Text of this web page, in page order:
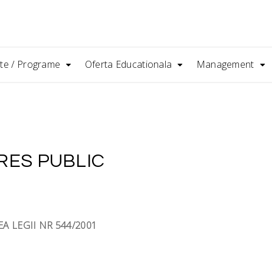
/ Programe Oferta Educationala Management
PUBLIC
LEGII NR 544/2001